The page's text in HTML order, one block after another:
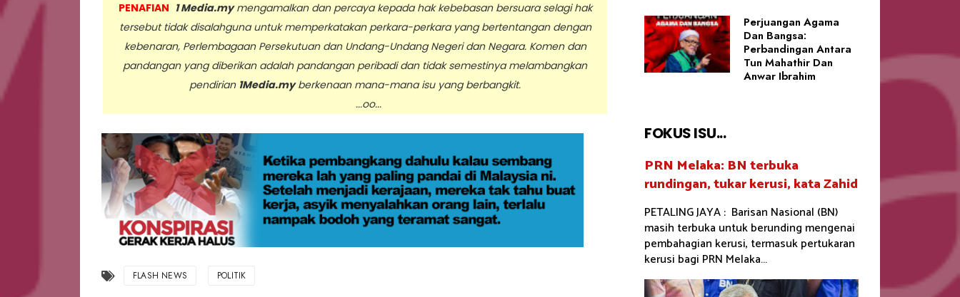
PENAFIAN 1 Media.mymengamalkan dan percaya kepada hak kebebasan bersuara selagi hak
tersebut tidak disalahguna untuk memperkatakan perkara-perkara yang bertentangan dengan
kebenaran, Perlembagaan Persekutuan dan Undang-Undang Negeri dan Negara. Komen dan
pandangan yang diberikan adalah pandangan peribadi dan tidak semestinya melambangkan
pendirian 1Media.myberkenaan mana-mana isu yang berbangkit.
...oo...
FLASH NEWS POLITIK
Perjuangan Agama
Dan Bangsa:
Perbandingan Antara
Tun Mahathir Dan
Anwar Ibrahim
FOKUS ISU...
PRN Melaka: BN terbuka
rundingan, tukar kerusi, kata Zahid
PETALING JAYA : Barisan Nasional (BN)
masih terbuka untuk berunding mengenai
pembahagian kerusi, termasuk pertukaran
kerusi bagi PRN Melaka...